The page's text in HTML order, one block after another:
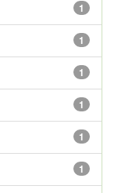
1
1
1
1
1
1